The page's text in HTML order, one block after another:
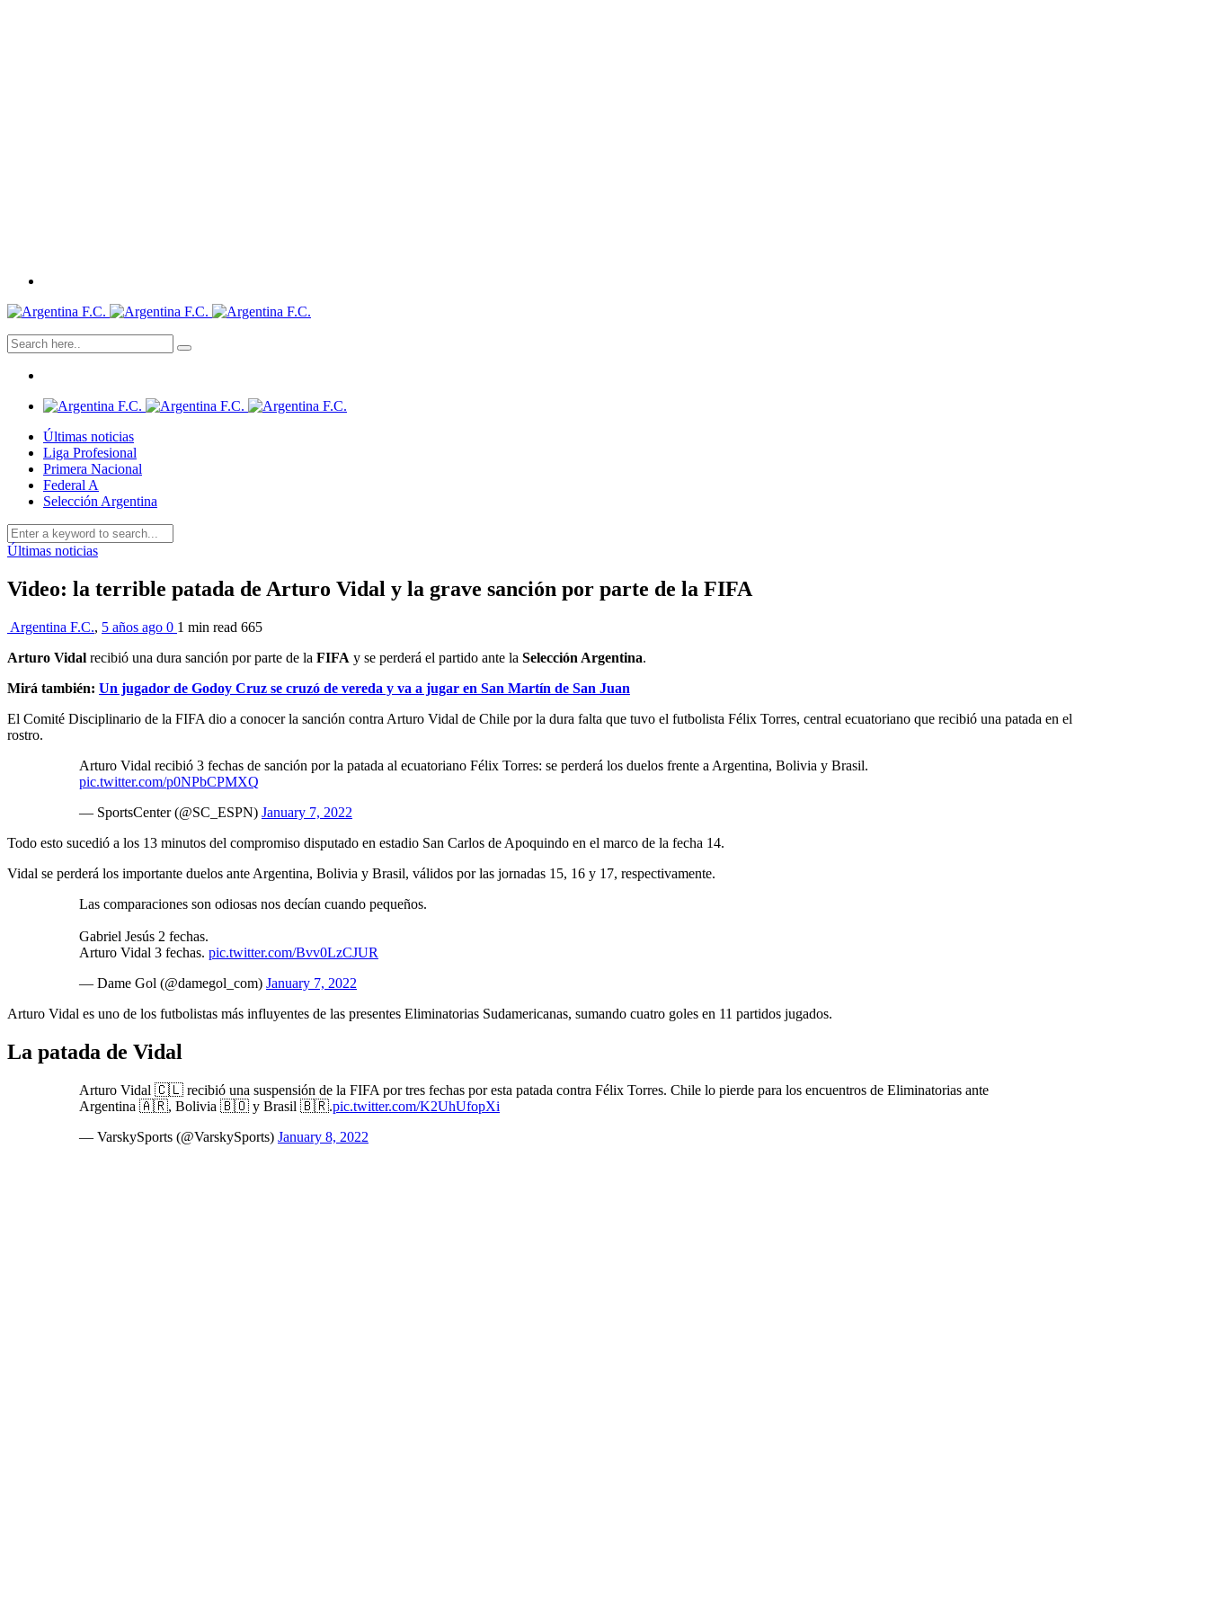
Últimas noticias
Liga Profesional
Primera Nacional
Federal A
Selección Argentina
Últimas noticias
Video: la terrible patada de Arturo Vidal y la grave sanción por parte de la FIFA
Argentina F.C., 5 años ago 0 1 min read 665
Arturo Vidal recibió una dura sanción por parte de la FIFA y se perderá el partido ante la Selección Argentina.
Mirá también: Un jugador de Godoy Cruz se cruzó de vereda y va a jugar en San Martín de San Juan
El Comité Disciplinario de la FIFA dio a conocer la sanción contra Arturo Vidal de Chile por la dura falta que tuvo el futbolista Félix Torres, central ecuatoriano que recibió una patada en el
rostro.
Arturo Vidal recibió 3 fechas de sanción por la patada al ecuatoriano Félix Torres: se perderá los duelos frente a Argentina, Bolivia y Brasil.
pic.twitter.com/p0NPbCPMXQ
— SportsCenter (@SC_ESPN) January 7, 2022
Todo esto sucedió a los 13 minutos del compromiso disputado en estadio San Carlos de Apoquindo en el marco de la fecha 14.
Vidal se perderá los importante duelos ante Argentina, Bolivia y Brasil, válidos por las jornadas 15, 16 y 17, respectivamente.
Las comparaciones son odiosas nos decían cuando pequeños.
Gabriel Jesús 2 fechas.
Arturo Vidal 3 fechas. pic.twitter.com/Bvv0LzCJUR
— Dame Gol (@damegol_com) January 7, 2022
Arturo Vidal es uno de los futbolistas más influyentes de las presentes Eliminatorias Sudamericanas, sumando cuatro goles en 11 partidos jugados.
La patada de Vidal
Arturo Vidal 🇨🇱 recibió una suspensión de la FIFA por tres fechas por esta patada contra Félix Torres. Chile lo pierde para los encuentros de Eliminatorias ante
Argentina 🇦🇷, Bolivia 🇧🇴 y Brasil 🇧🇷.pic.twitter.com/K2UhUfopXi
— VarskySports (@VarskySports) January 8, 2022